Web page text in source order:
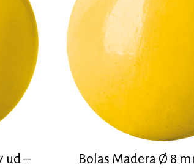
ud –
Bolas Madera Ø 8